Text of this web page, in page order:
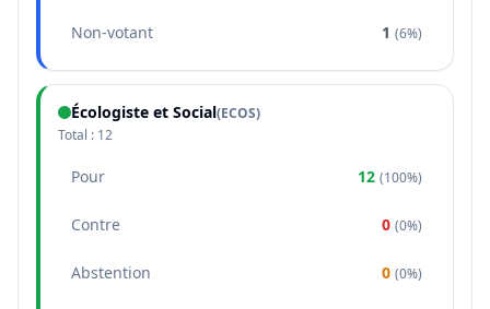
Non-votant 1 (6%)
Écologiste et Social(ECOS)
Total : 12
Pour 12 (100%)
Contre 0 (0%)
Abstention 0 (0%)